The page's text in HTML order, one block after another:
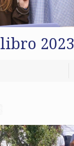
2023